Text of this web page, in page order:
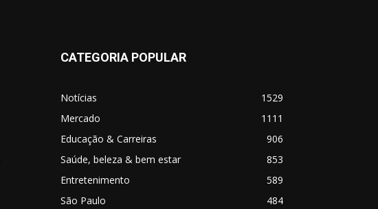
CATEGORIA POPULAR
Notícias
1529
Mercado
1111
Educação & Carreiras
906
Saúde, beleza & bem estar
853
Entretenimento
589
São Paulo
484